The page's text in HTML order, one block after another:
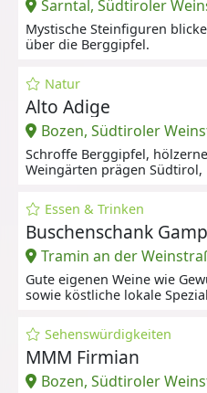
Sarntal, Südtiroler
Mystische Steinfiguren
über die Berggipfel.
Natur
Alto Adige
Bozen, Südtiroler
Schroffe Berggipfel,
Weingärten prägen Südtirol,
Essen & Trinken
Buschenschank
Tramin an der
Gute eigenen Weine wie
sowie köstliche lokale
Sehenswürdigkeiten
MMM Firmian
Bozen, Südtiroler